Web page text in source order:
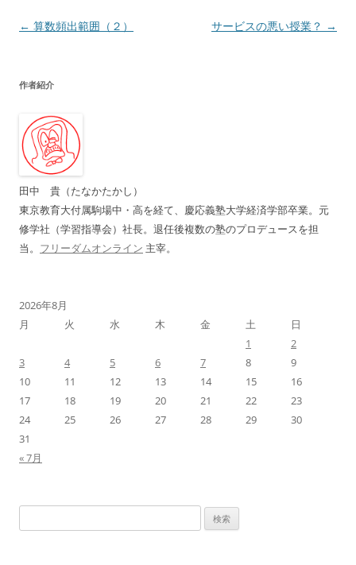
投
ビ
ー
シ
ョ
ン
← 算数頻出範囲（２） サービスの悪い授業？ →
作者紹介
田中 貴（たなかたかし）
東京教育大付属駒場中・高を経て、慶応義塾大学経済学部卒業。元
修学社（学習指導会）社長。退任後複数の塾のプロデュースを担
当。 フリーダムオンライン 主宰。
2026年8月
月
火 水 木 金 土
日
1
2
3
4 5 6 7 8
9
10
11 12 13 14 15
16
17
18 19 20 21 22
23
24
25 26 27 28 29
30
31
« 7月
索: